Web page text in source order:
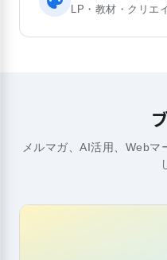
LP・教材・クリエ
メルマガ、AI活用、Web